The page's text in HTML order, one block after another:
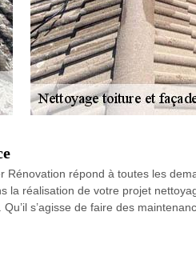
répond à toutes les
réalisation de votre projet
s’agisse de faire des